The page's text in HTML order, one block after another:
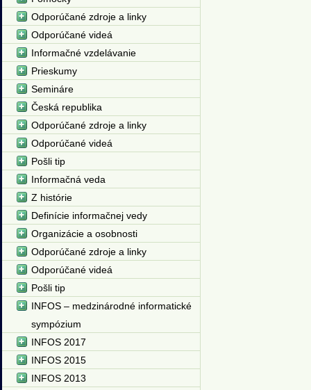
Odporúčané zdroje a linky
Odporúčané videá
Informačné vzdelávanie
Prieskumy
Semináre
Česká republika
Odporúčané zdroje a linky
Odporúčané videá
Pošli tip
Informačná veda
Z histórie
Definície informačnej vedy
Organizácie a osobnosti
Odporúčané zdroje a linky
Odporúčané videá
Pošli tip
INFOS – medzinárodné informatické
sympózium
INFOS 2017
INFOS 2015
INFOS 2013